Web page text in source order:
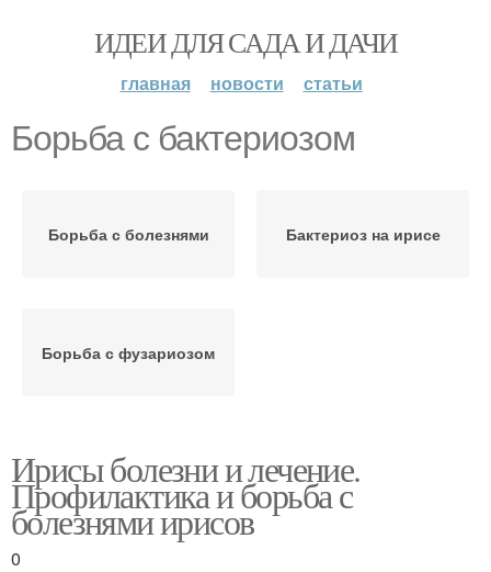
ИДЕИ ДЛЯ САДА И ДАЧИ
главная новости статьи
Борьба с бактериозом
Борьба с болезнями Бактериоз на ирисе
Борьба с фузариозом
Ирисы болезни и лечение.
Профилактика и борьба с
болезнями ирисов
0